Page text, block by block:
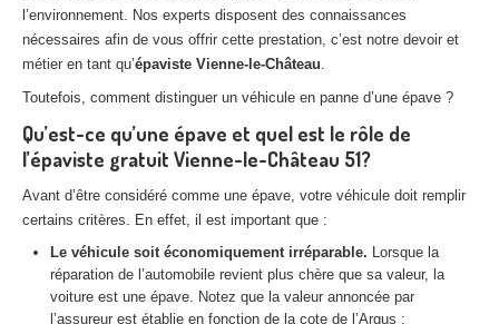
Centreagréé VHU 78 : casse auto avec destruction
Centre agréé VHU 91 : casse auto avec destruction
Centreagréé VHU 92 : casse auto avec destruction
Centreagréé VHU 93 : casse auto avec destruction
Centreagréé VHU 94 : casse auto avec destruction
agréé VHU 95 : casse auto avec destruction
DOCUMENTS À JOINDRE
l’environnement. Nos experts disposent des connaissances
nécessaires afin de vous offrir cette prestation, c’est notre devoir et
métier en tant qu’épaviste Vienne-le-Château.
Toutefois, comment distinguer un véhicule en panne d’une épave ?
Qu’est-ce qu’une épave et quel est le rôle de
l’épaviste gratuit Vienne-le-Château 51?
Avant d’être considéré comme une épave, votre véhicule doit remplir
certains critères. En effet, il est important que :
Le véhicule soit économiquement irréparable. Lorsque la
réparation de l’automobile revient plus chère que sa valeur, la
voiture est une épave. Notez que la valeur annoncée par
l’assureur est établie en fonction de la cote de l’Argus ;